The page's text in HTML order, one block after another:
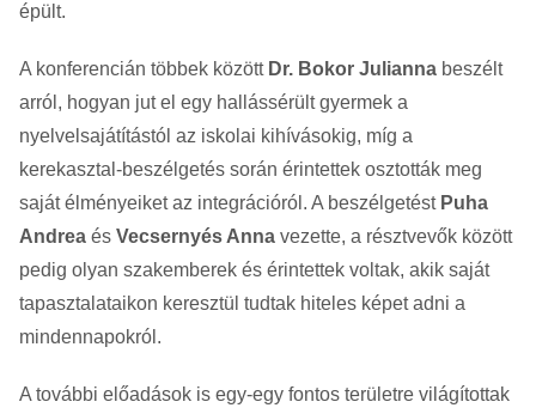
épült.
A konferencián többek között Dr. Bokor Julianna beszélt
arról, hogyan jut el egy hallássérült gyermek a
nyelvelsajátítástól az iskolai kihívásokig, míg a
kerekasztal-beszélgetés során érintettek osztották meg
saját élményeiket az integrációról. A beszélgetést Puha
Andrea és Vecsernyés Anna vezette, a résztvevők között
pedig olyan szakemberek és érintettek voltak, akik saját
tapasztalataikon keresztül tudtak hiteles képet adni a
mindennapokról.
A további előadások is egy-egy fontos területre világítottak